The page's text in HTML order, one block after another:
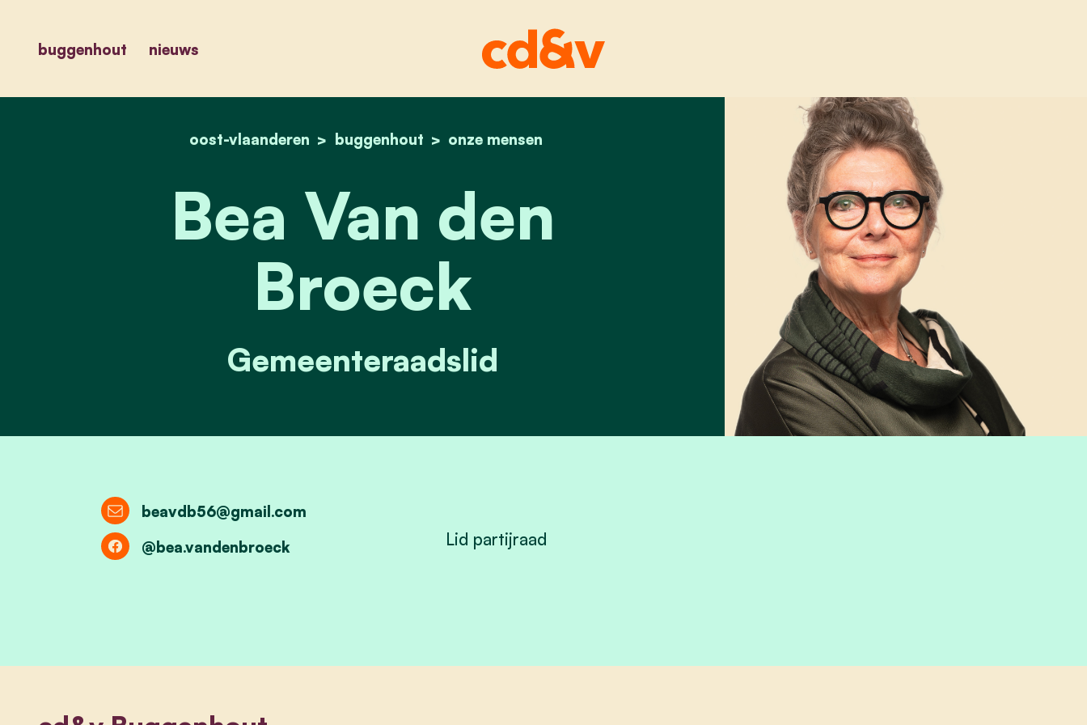
buggenhout nieuws
home
oost-vlaanderen buggenhout onze mensen
bea van den broeck
Bea Van den
Broeck
Gemeenteraadslid
Lid partijraad
beavdb56@gmail.com
@bea.vandenbroeck